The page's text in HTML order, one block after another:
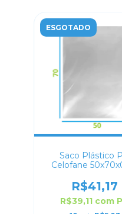
ESGOTADO
Saco Plástico
Celofane
R$41,17
R$39,11 com